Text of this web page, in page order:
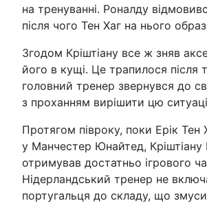
на тренуванні. Роналду
після чого Тен Хаг на нього
Згодом Кріштіану все ж зняв
його в кущі. Це трапилося після
головний тренер звернувся до
з проханням вирішити цю
Протягом півроку, поки Ерік Тен
у Манчестер Юнайтед, Кріштіану
отримував достатньо ігрового
Нідерландський тренер не
португальця до складу, що